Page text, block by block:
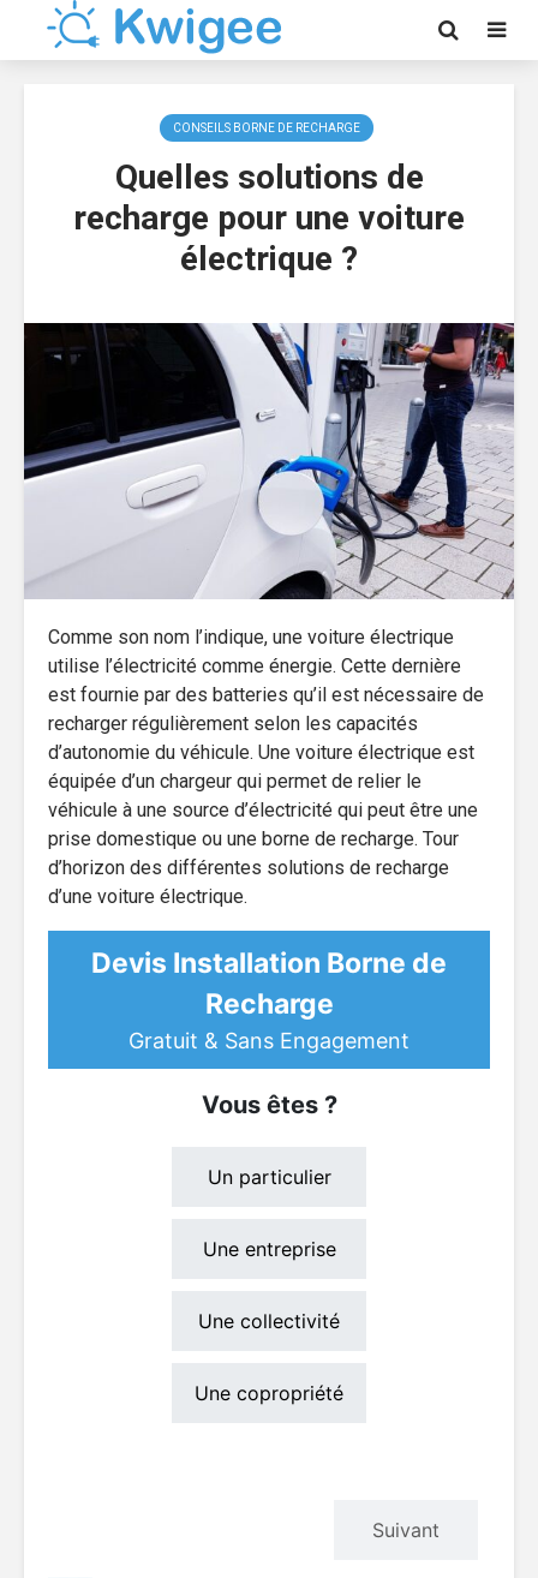
CONSEILS BORNE DE RECHARGE
Quelles solutions de
recharge pour une voiture
électrique ?
Comme son nom l’indique, une voiture électrique
utilise l’électricité comme énergie. Cette dernière
est fournie par des batteries qu’il est nécessaire de
recharger régulièrement selon les capacités
d’autonomie du véhicule. Une voiture électrique est
équipée d’un chargeur qui permet de relier le
véhicule à une source d’électricité qui peut être une
prise domestique ou une borne de recharge. Tour
d’horizon des différentes solutions de recharge
d’une voiture électrique.